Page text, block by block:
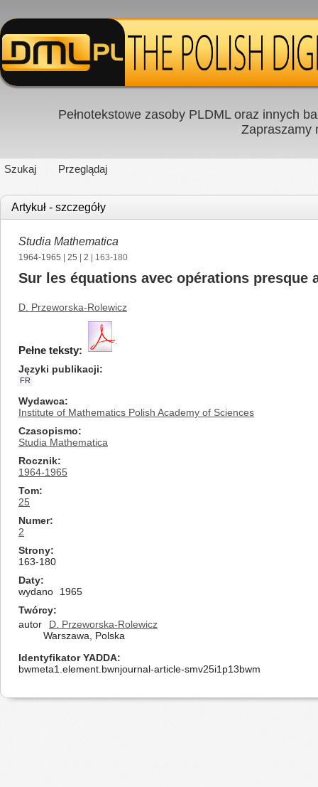
Pełnotekstowe zasoby PLDML oraz innych
Zapraszamy
Szukaj Przeglądaj
Artykuł - szczegóły
Studia Mathematica
1964-1965 25 2 | 163-180
Sur les équations avec opérations presque
D. Przeworska-Rolewicz
Pełne teksty:
Języki publikacji
FR
Wydawca
Institute of Mathematics Polish Academy of Sciences
Czasopismo
Studia Mathematica
Rocznik
1964-1965
Tom
25
Numer
2
Strony
163-180
Daty
wydano
1965
Twórcy
autor
D. Przeworska-Rolewicz
Warszawa, Polska
Identyfikator YADDA
bwmeta1.element.bwnjournal-article-smv25i1p13bwm